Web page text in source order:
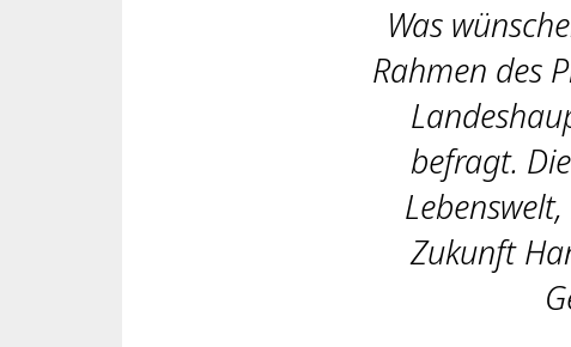
Was
Rahmen des
befragt.
Zukunft